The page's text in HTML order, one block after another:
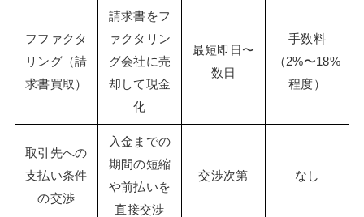
フファクタ
リング（請
求書買取）
請求書をフ
ァクタリン
グ会社に売
却して現金
化
最短即日〜
数日
手数料
（2%〜18%
程度）
取引先への
支払い条件
の交渉
入金までの
期間の短縮
や前払いを
直接交渉
交渉次第 なし